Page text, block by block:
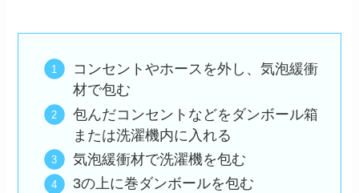
コンセントやホースを外し、気泡緩衝
材で包む
包んだコンセントなどをダンボール箱
または洗濯機内に入れる
気泡緩衝材で洗濯機を包む
3の上に巻ダンボールを包む